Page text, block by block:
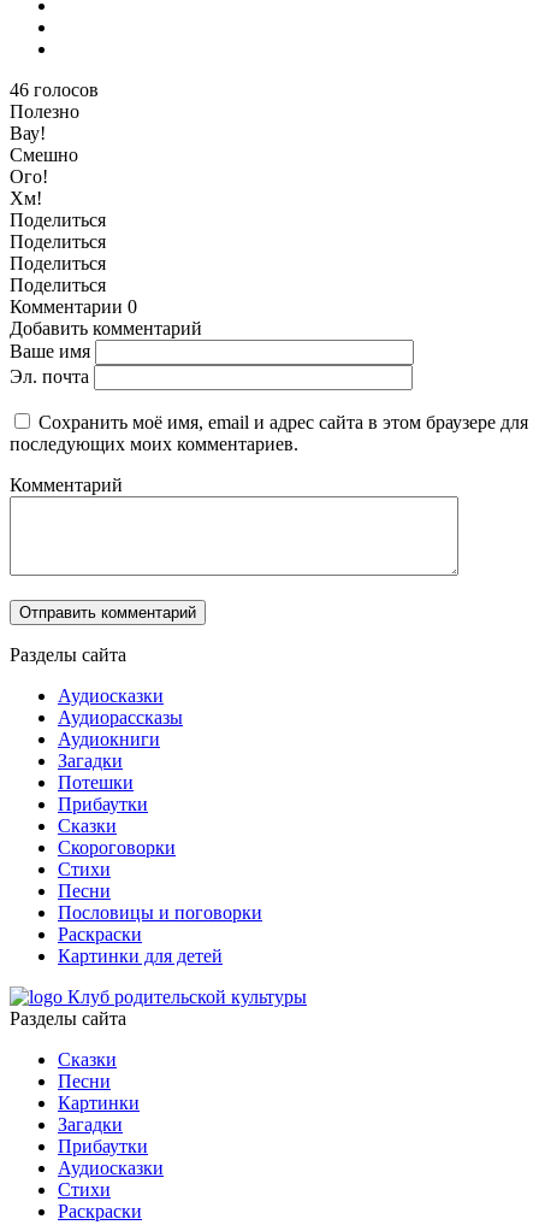
46 голосов
Полезно
Вау!
Смешно
Ого!
Хм!
Поделиться
Поделиться
Поделиться
Поделиться
Комментарии 0
Добавить комментарий
Ваше имя
Эл. почта
Сохранить моё имя, email и адрес сайта в этом браузере для
последующих моих комментариев.
Комментарий
Разделы сайта
Аудиосказки
Аудиорассказы
Аудиокниги
Загадки
Потешки
Прибаутки
Сказки
Скороговорки
Стихи
Песни
Пословицы и поговорки
Раскраски
Картинки для детей
Клуб родительской культуры
Разделы сайта
Сказки
Песни
Картинки
Загадки
Прибаутки
Аудиосказки
Стихи
Раскраски